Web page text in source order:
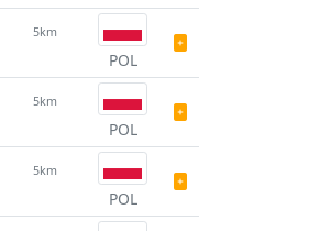
5km
POL
5km
POL
5km
POL